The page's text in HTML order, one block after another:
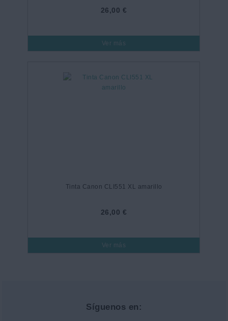
26,00 €
Ver más
Tinta Canon CLI551 XL amarillo
26,00 €
Ver más
Síguenos en: